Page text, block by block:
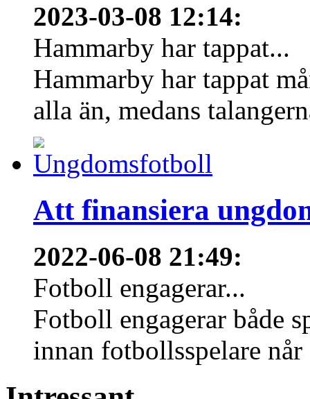
2023-03-08 12:14:
Hammarby har tappat...
Hammarby har tappat
alla än, medans
Att finansiera
2022-06-08 21:49:
Fotboll engagerar...
Fotboll engagerar både
innan fotbollsspelare